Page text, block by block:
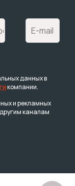
данных в
компании.
и рекламных
каналам